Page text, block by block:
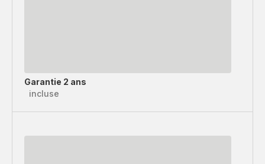
Garantie 2 ans
incluse